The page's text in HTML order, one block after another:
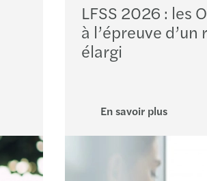
LFSS 2026 : les
à l’épreuve d’un
élargi
En savoir plus